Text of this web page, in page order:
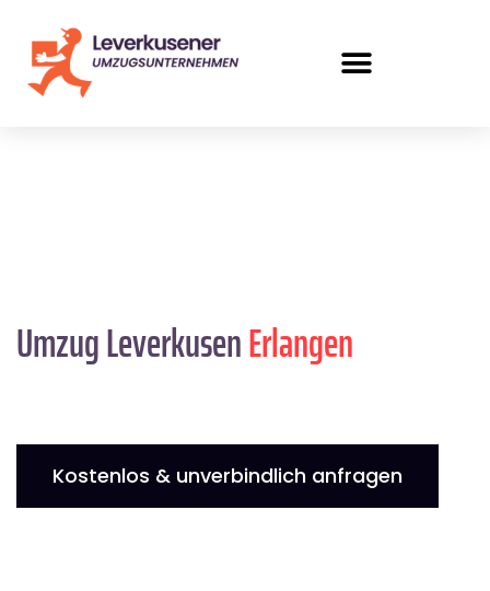
Umzug LeverkusenErlangen
Kostenlos & unverbindlich anfragen